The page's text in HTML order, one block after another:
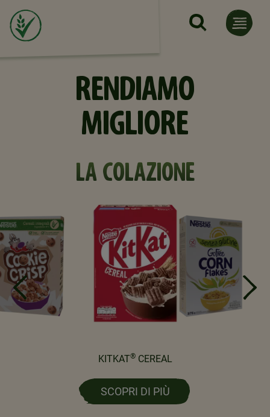
Salta al contenuto principale
RENDIAMO
MIGLIORE
LA COLAZIONE​
KITKAT®CEREAL
SCOPRI DI PIÙ